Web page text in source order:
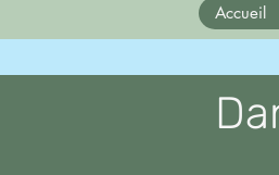
Accueil